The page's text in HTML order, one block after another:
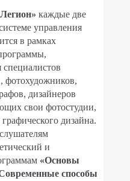
каждые две
управления
в рамках
фотохудожников,
дизайнеров
свои фотостудии,
дизайна.
и
«Основы
способы